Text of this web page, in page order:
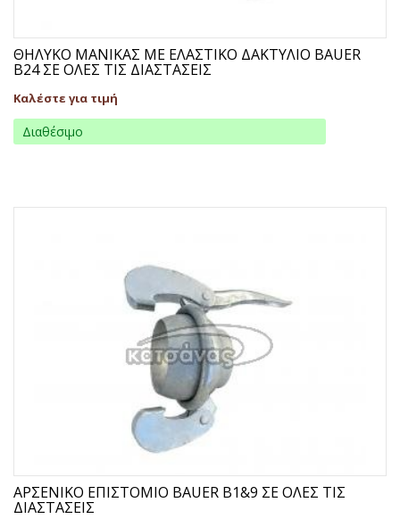
ΘΗΛΥΚΟ ΜΑΝΙΚΑΣ ΜΕ ΕΛΑΣΤΙΚΟ ΔΑΚΤΥΛΙΟ BAUER
B24 ΣΕ ΟΛΕΣ ΤΙΣ ΔΙΑΣΤΑΣΕΙΣ
Καλέστε για τιμή
Διαθέσιμο
ΑΡΣΕΝΙΚΟ ΕΠΙΣΤΟΜΙΟ BAUER B1&9 ΣΕ ΟΛΕΣ ΤΙΣ
ΔΙΑΣΤΑΣΕΙΣ